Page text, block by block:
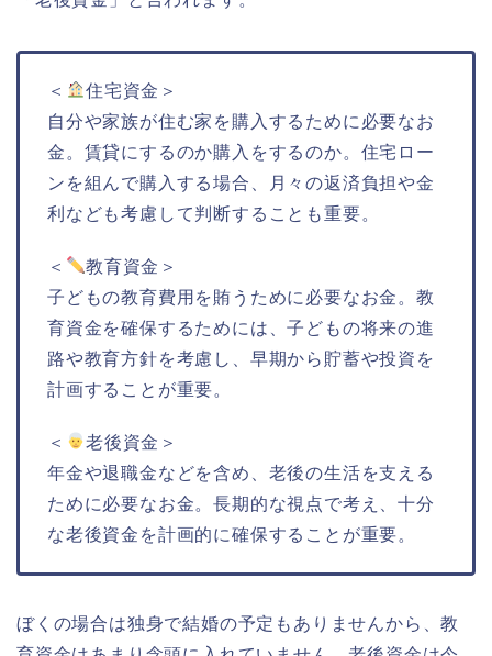
＜
住宅資金＞
自分や家族が住む家を購入するために必要なお
金。賃貸にするのか購入をするのか。住宅ロー
ンを組んで購入する場合、月々の返済負担や金
利なども考慮して判断することも重要。
＜
教育資金＞
子どもの教育費用を賄うために必要なお金。教
育資金を確保するためには、子どもの将来の進
路や教育方針を考慮し、早期から貯蓄や投資を
計画することが重要。
＜
老後資金＞
年金や退職金などを含め、老後の生活を支える
ために必要なお金。長期的な視点で考え、十分
な老後資金を計画的に確保することが重要。
ぼくの場合は独身で結婚の予定もありませんから、教